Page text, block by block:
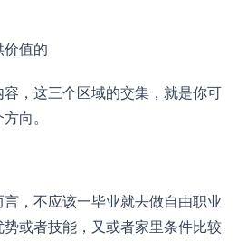
值的
，这三个区域的交集，就是你可
向。
，不应该一毕业就去做自由职业
或者技能，又或者家里条件比较